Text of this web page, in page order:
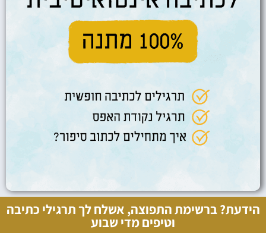
הידעת? ברשימת התפוצה, אשלח לך תרגילי כתיבה
וטיפים מדי שבוע